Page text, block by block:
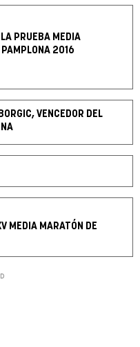
LA PRUEBA MEDIA
PAMPLONA 2016
VENCEDOR DEL
MEDIA MARATÓN DE